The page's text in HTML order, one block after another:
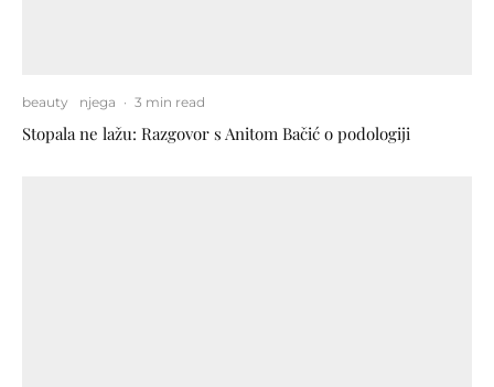
beauty njega · 3 min read
Stopala ne lažu: Razgovor s Anitom Bačić o podologiji